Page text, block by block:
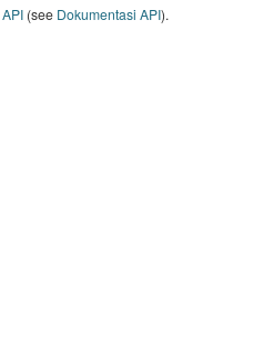
API(see Dokumentasi API).